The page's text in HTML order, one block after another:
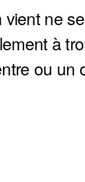
vient ne
à
ou un